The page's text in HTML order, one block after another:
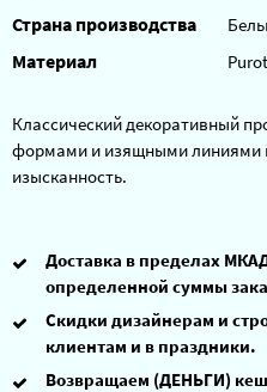
Страна производства
Материал
Классический декоративный
формами и изящными линиями
изысканность.
Доставка в пределах
определенной суммы
Скидки дизайнерам и
клиентам и в праздники.
Возвращаем (ДЕНЬГИ)